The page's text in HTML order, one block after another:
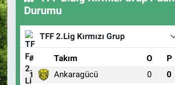
Durumu
TFF 2.Lig Kırmızı Grup
# Takım O P
1 Ankaragücü 0 0